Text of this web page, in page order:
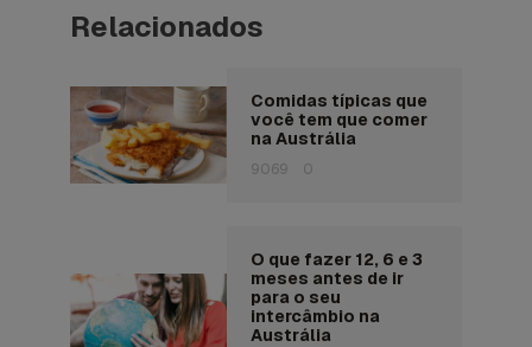
Relacionados
Comidas típicas que
você tem que comer
na Austrália
9069 0
O que fazer 12, 6 e 3
meses antes de ir
para o seu
intercâmbio na
Austrália